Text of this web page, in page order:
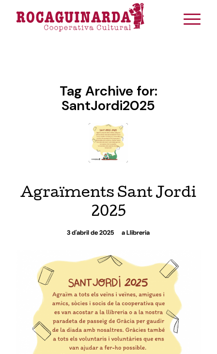
Tag Archive for:
SantJordi2025
Agraïments Sant Jordi
2025
3 d'abril de 2025 aLlibreria